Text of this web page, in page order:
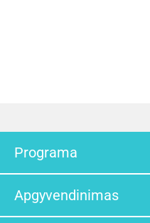
Programa
Apgyvendinimas